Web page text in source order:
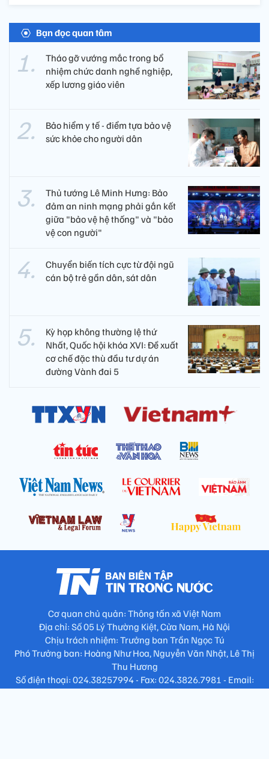
Bạn đọc quan tâm
Tháo gỡ vướng mắc trong bổ
nhiệm chức danh nghề nghiệp,
xếp lương giáo viên
Bảo hiểm y tế - điểm tựa bảo vệ
sức khỏe cho người dân
Thủ tướng Lê Minh Hưng: Bảo
đảm an ninh mạng phải gắn kết
giữa "bảo vệ hệ thống" và "bảo
vệ con người"
Chuyển biến tích cực từ đội ngũ
cán bộ trẻ gần dân, sát dân
Kỳ họp không thường lệ thứ
Nhất, Quốc hội khóa XVI: Đề xuất
cơ chế đặc thù đầu tư dự án
đường Vành đai 5
Cơ quan chủ quản: Thông tấn xã Việt Nam
Địa chỉ: Số 05 Lý Thường Kiệt, Cửa Nam, Hà Nội
Chịu trách nhiệm: Trưởng ban Trần Ngọc Tú
Phó Trưởng ban: Hoàng Như Hoa, Nguyễn Văn Nhật, Lê Thị